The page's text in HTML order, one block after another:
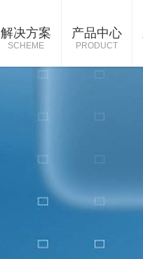
解决方案
SCHEME
产品中心
PRODUCT